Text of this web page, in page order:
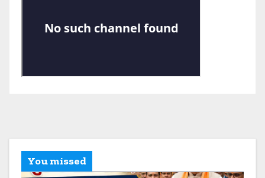
You missed